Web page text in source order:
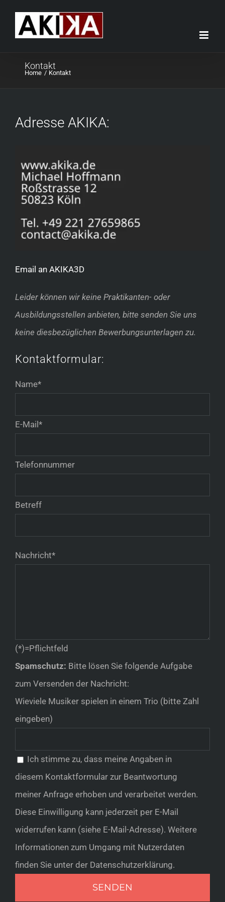
Kontakt
Home Kontakt
Adresse AKIKA:
Email an AKIKA3D
Leider können wir keine Praktikanten- oder
Ausbildungsstellen anbieten, bitte senden Sie uns
keine diesbezüglichen Bewerbungsunterlagen zu.
Kontaktformular:
Name*
E-Mail*
Telefonnummer
Betreff
Nachricht*
(*)=Pflichtfeld
Spamschutz: Bitte lösen Sie folgende Aufgabe
zum Versenden der Nachricht:
Wieviele Musiker spielen in einem Trio (bitte Zahl
eingeben)
Ich stimme zu, dass meine Angaben in
diesem Kontaktformular zur Beantwortung
meiner Anfrage erhoben und verarbeitet werden.
Diese Einwilligung kann jederzeit per E-Mail
widerrufen kann (siehe E-Mail-Adresse). Weitere
Informationen zum Umgang mit Nutzerdaten
finden Sie unter der Datenschutzerklärung.